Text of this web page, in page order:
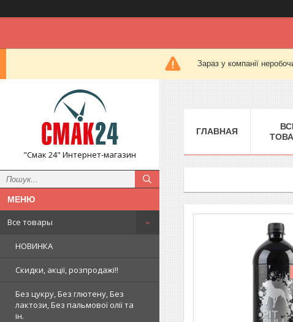
Зараз у компанії
"Смак 24" Интернет-магазин
Все товары
НОВИНКА
Скидки, акції, розпродажі!!
Без цукру, Без глютену, Без
лактози, Без пальмової олії та
ін.
ГЛАВНАЯ